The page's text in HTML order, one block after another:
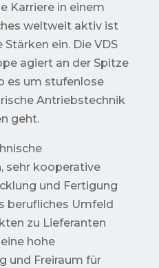
Karriere in einem
weltweit aktiv ist
ein. Die VDS
agiert an der Spitze
es um stufenlose
Antriebstechnik
geht.
sehr kooperative
und Fertigung
berufliches Umfeld
zu Lieferanten
hohe
und Freiraum für